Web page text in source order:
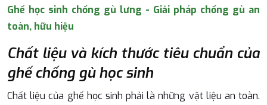
Ghế học sinh chống gù lưng - Giải pháp chống gù an
toàn, hữu hiệu
Chất liệu và kích thước tiêu chuẩn của
ghế chống gù học sinh
Chất liệu của ghế học sinh phải là những vật liệu an toàn.